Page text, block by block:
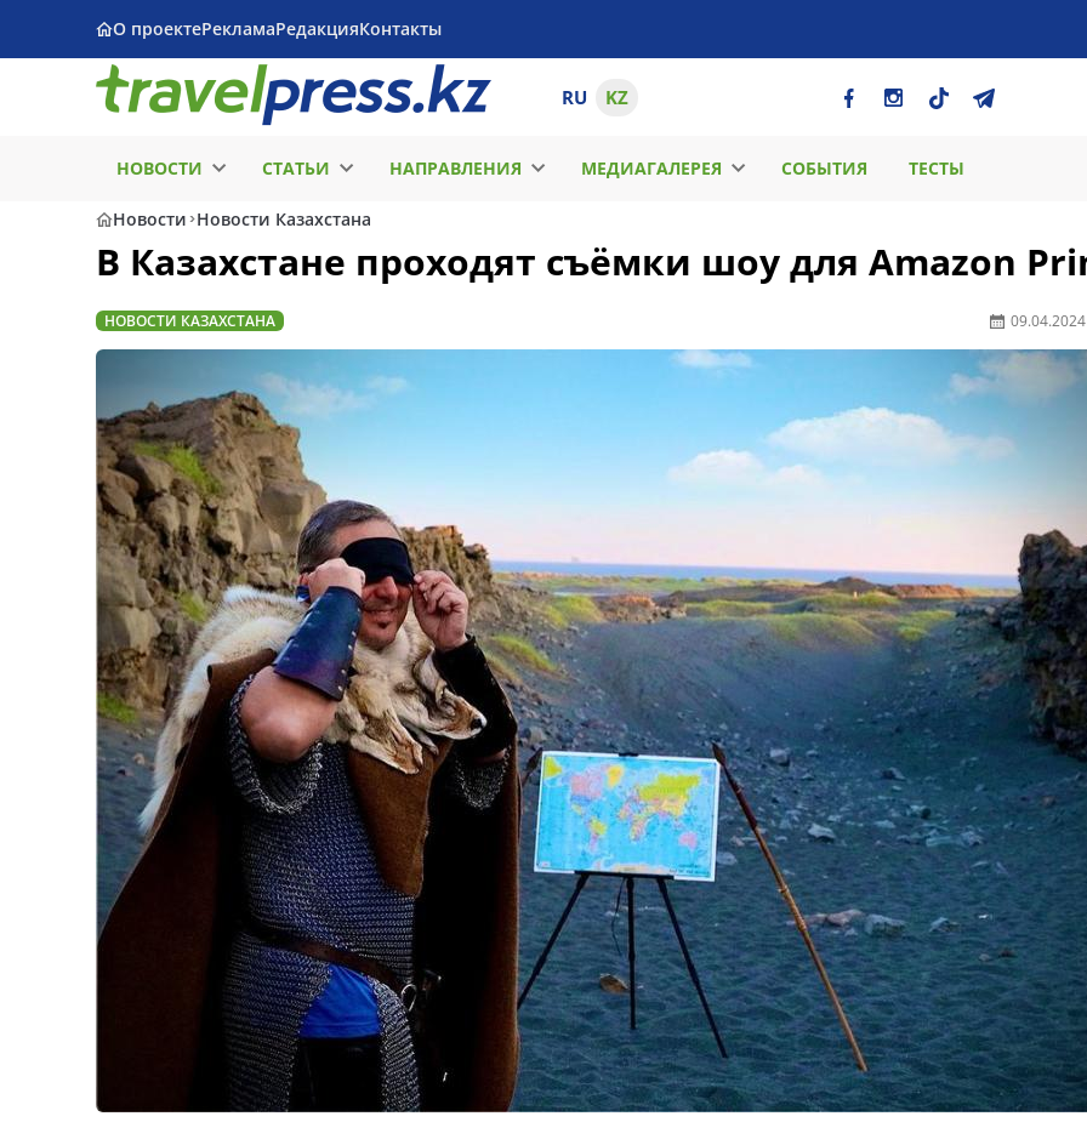
О проектеРекламаРедакцияКонтакты
RU KZ
НОВОСТИ СТАТЬИ НАПРАВЛЕНИЯ МЕДИАГАЛЕРЕЯ СОБЫТИЯ ТЕСТЫ
Новости Новости Казахстана
В Казахстане проходят съёмки шоу для Amazon
НОВОСТИ КАЗАХСТАНА 09.04.2024